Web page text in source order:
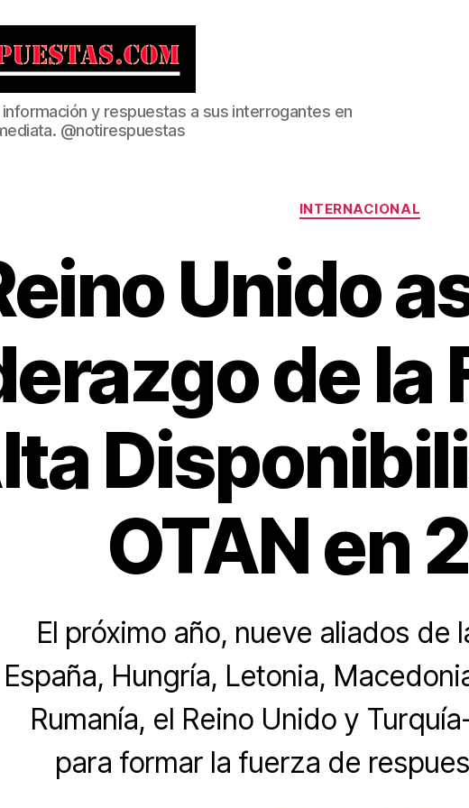
y respuestas a sus interrogantes en
@notirespuestas
Categorías
INTERNACIONAL
Unido
de la
OTAN en
El próximo año, nueve aliados de
España, Hungría, Letonia,
Rumanía, el Reino Unido y
para formar la fuerza de